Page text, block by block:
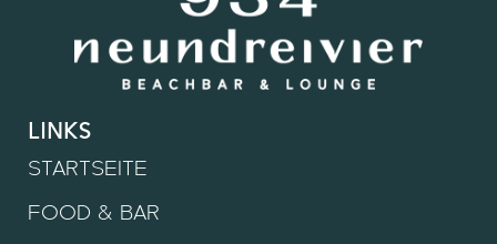
links
STARTSEITE
FOOD & BAR